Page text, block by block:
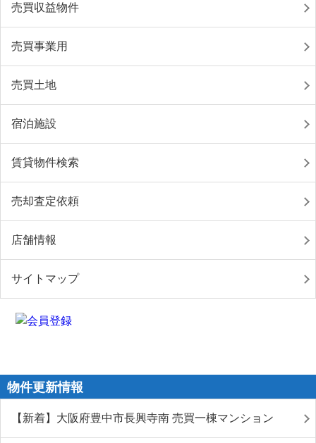
売買収益物件
売買事業用
売買土地
宿泊施設
賃貸物件検索
売却査定依頼
店舗情報
サイトマップ
物件更新情報
【新着】大阪府豊中市長興寺南 売買一棟マンション